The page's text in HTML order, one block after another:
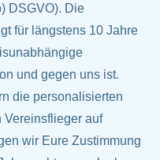
DSGVO). Die
für längstens 10 Jahre
und gegen uns ist.
die personalisierten
Vereinsflieger auf
wir Eure Zustimmung